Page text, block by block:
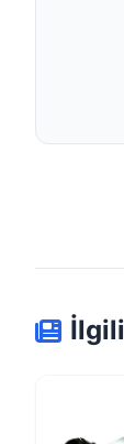
İlgili